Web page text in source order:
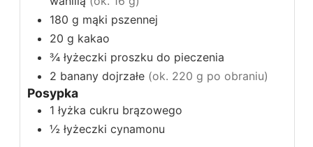
180 g mąki pszennej
20 g kakao
¾ łyżeczki proszku do pieczenia
2 banany dojrzałe (ok. 220 g po obraniu)
Posypka
1 łyżka cukru brązowego
½ łyżeczki cynamonu